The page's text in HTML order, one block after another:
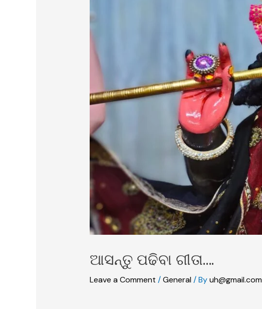
ଆସନ୍ତୁ ପଢିବା ଗୀତା….
Leave a Comment /General / Byuh@gmail.com